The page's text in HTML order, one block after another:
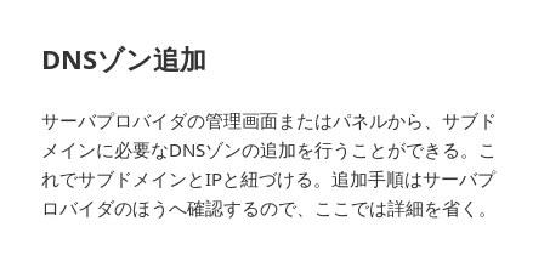
DNSゾン追加
サーバプロバイダの管理画面またはパネルから、サブド
メインに必要なDNSゾンの追加を行うことができる。こ
れでサブドメインとIPと紐づける。追加手順はサーバプ
ロバイダのほうへ確認するので、ここでは詳細を省く。